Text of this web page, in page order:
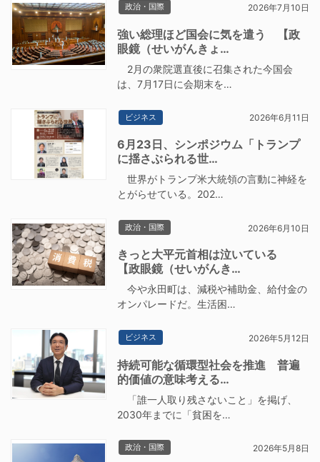
政治・国際 2026年7月10日
強い総理ほど国会に気を遣う 【政
眼鏡（せいがんきょ…
2月の衆院選直後に召集された今国会
は、7月17日に会期末を…
ビジネス 2026年6月11日
6月23日、シンポジウム「トランプ
に揺さぶられる世…
世界がトランプ米大統領の言動に神経を
とがらせている。202…
政治・国際 2026年6月10日
きっと大平元首相は泣いている
【政眼鏡（せいがんき…
今や永田町は、減税や補助金、給付金の
オンパレードだ。生活困…
ビジネス 2026年5月12日
持続可能な循環型社会を推進 普遍
的価値の意味考える…
「誰一人取り残さないこと」を掲げ、
2030年までに「貧困を…
政治・国際 2026年5月8日